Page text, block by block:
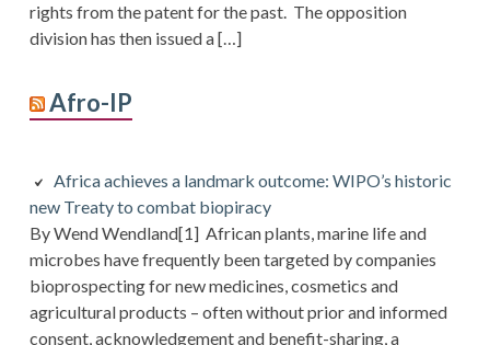
rights from the patent for the past. The opposition
division has then issued a […]
Afro-IP
Africa achieves a landmark outcome: WIPO’s historic
new Treaty to combat biopiracy
By Wend Wendland[1] African plants, marine life and
microbes have frequently been targeted by companies
bioprospecting for new medicines, cosmetics and
agricultural products – often without prior and informed
consent, acknowledgement and benefit-sharing, a